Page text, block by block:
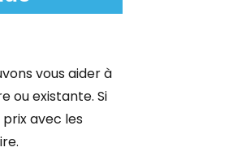
vous aider à
ou existante. Si
avec les